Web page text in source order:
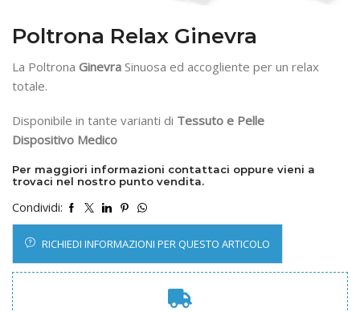
Poltrona Relax Ginevra
La Poltrona Ginevra Sinuosa ed accogliente per un relax
totale.
Disponibile in tante varianti di Tessuto e Pelle
Dispositivo Medico
Per maggiori informazioni contattaci oppure vieni a
trovaci nel nostro punto vendita.
Condividi:
RICHIEDI INFORMAZIONI PER QUESTO ARTICOLO